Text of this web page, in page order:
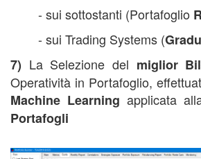
- sui sottostanti (Portafoglio
- sui Trading Systems (
7) La Selezione del miglior
Operatività in Portafoglio,
Machine Learning applicata
Portafogli